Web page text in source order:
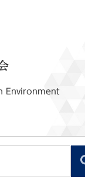
Environment